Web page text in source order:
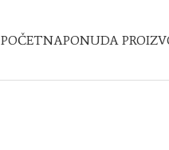
POČETNAPONUDA